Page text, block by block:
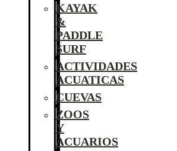
KAYAK
&
PADDLE
SURF
ACTIVIDADES
ACUATICAS
CUEVAS
ZOOS
Y
ACUARIOS